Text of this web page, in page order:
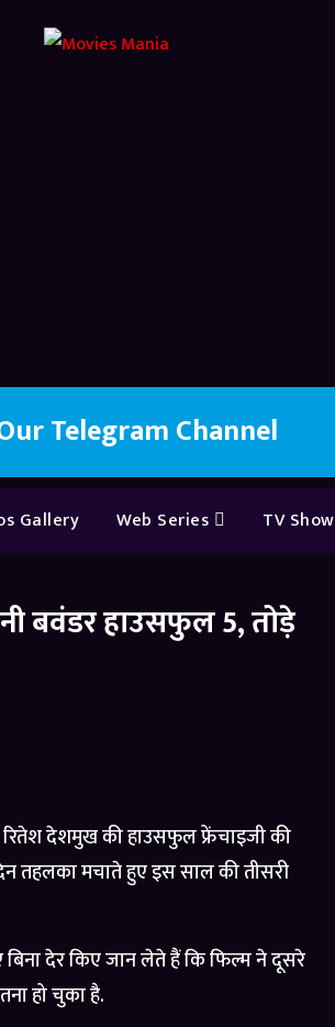
Telegram Channel
Gallery Web Series TV Show
बवंडर हाउसफुल 5, तोड़े
देशमुख की हाउसफुल फ्रेंचाइजी की
तहलका मचाते हुए इस साल की तीसरी
देर किए जान लेते हैं कि फिल्म ने दूसरे
हो चुका है.